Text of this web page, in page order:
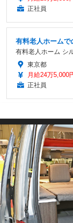
正社員
有料老人ホーム
有料老人ホーム シ
東京都
月給24万5,000
正社員